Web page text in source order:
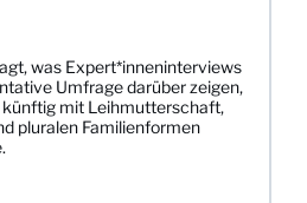
was Expert*inneninterviews
Umfrage darüber zeigen,
mit Leihmutterschaft,
pluralen Familienformen